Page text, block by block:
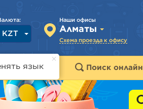
Наши офисы
Алматы
Схема проезда к офису
KZT
язык
туры Поиск онлайн